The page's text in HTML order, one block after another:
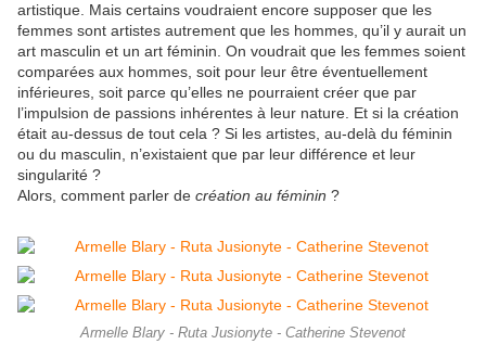
artistique. Mais certains voudraient encore supposer que les
femmes sont artistes autrement que les hommes, qu’il y aurait un
art masculin et un art féminin. On voudrait que les femmes soient
comparées aux hommes, soit pour leur être éventuellement
inférieures, soit parce qu’elles ne pourraient créer que par
l’impulsion de passions inhérentes à leur nature. Et si la création
était au-dessus de tout cela ? Si les artistes, au-delà du féminin
ou du masculin, n’existaient que par leur différence et leur
singularité ?
Alors, comment parler de création au féminin ?
Armelle Blary - Ruta Jusionyte - Catherine Stevenot